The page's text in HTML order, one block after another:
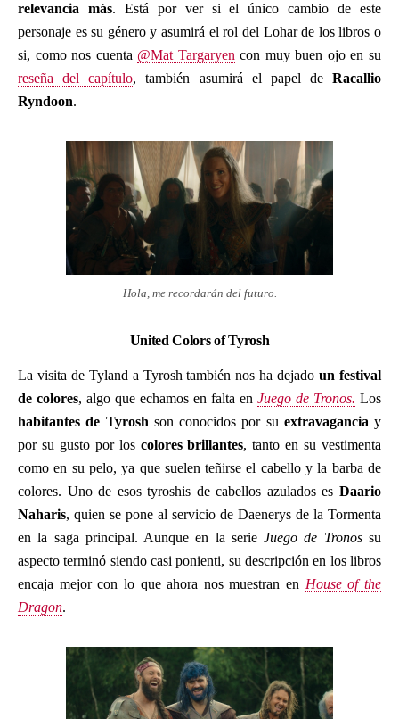
relevancia más. Está por ver si el único cambio de este
personaje es su género y asumirá el rol del Lohar de los libros o
si, como nos cuenta @Mat Targaryen con muy buen ojo en su
reseña del capítulo, también asumirá el papel de Racallio
Ryndoon.
Hola, me recordarán del futuro.
United Colors of Tyrosh
La visita de Tyland a Tyrosh también nos ha dejadoun festival
de colores, algo que echamos en falta en Juego de Tronos. Los
habitantes de Tyrosh son conocidos por su extravagancia y
por su gusto por los colores brillantes, tanto en su vestimenta
como en su pelo, ya que suelen teñirse el cabello y la barba de
colores. Uno de esos tyroshis de cabellos azulados es Daario
Naharis, quien se pone al servicio de Daenerys de la Tormenta
en la saga principal. Aunque en la serieJuego de Tronossu
aspecto terminó siendo casi ponienti, su descripción en los libros
encaja mejor con lo que ahora nos muestran en House of the
Dragon.